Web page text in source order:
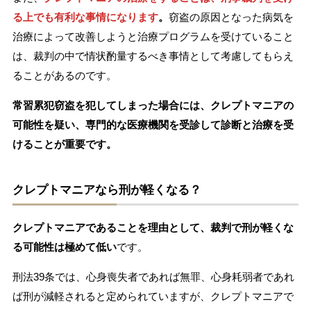
る上でも有利な事情になります。 窃盗の原因となった病気を
治療によって改善しようと治療プログラムを受けていること
は、裁判の中で情状酌量するべき事情として考慮してもらえ
ることがあるのです。
常習累犯窃盗を犯してしまった場合には、クレプトマニアの
可能性を疑い、専門的な医療機関を受診して診断と治療を受
けることが重要です。
クレプトマニアなら刑が軽くなる？
クレプトマニアであることを理由として、裁判で刑が軽くな
る可能性は極めて低いです。
刑法39条では、心身喪失者であれば無罪、心身耗弱者であれ
ば刑が減軽されると定められていますが、クレプトマニアで